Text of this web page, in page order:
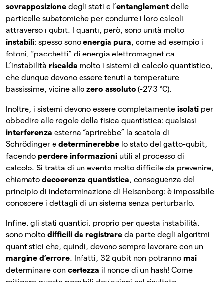
sovrapposizione degli stati e l’entanglement delle
particelle subatomiche per condurre i loro calcoli
attraverso i qubit. I quanti, però, sono unità molto
instabili: spesso sono energia pura, come ad esempio i
fotoni, “pacchetti” di energia elettromagnetica.
L’instabilità riscalda molto i sistemi di calcolo quantistico,
che dunque devono essere tenuti a temperature
bassissime, vicine allo zero assoluto (-273 °C).
Inoltre, i sistemi devono essere completamente isolati per
obbedire alle regole della fisica quantistica: qualsiasi
interferenza esterna “aprirebbe” la scatola di
Schrödinger e determinerebbe lo stato del gatto-qubit,
facendo perdere informazioni utili al processo di
calcolo. Si tratta di un evento molto difficile da prevenire,
chiamato decoerenza quantistica, conseguenza del
principio di indeterminazione di Heisenberg: è impossibile
conoscere i dettagli di un sistema senza perturbarlo.
Infine, gli stati quantici, proprio per questa instabilità,
sono molto difficili da registrare da parte degli algoritmi
quantistici che, quindi, devono sempre lavorare con un
margine d’errore. Infatti, 32 qubit non potranno mai
determinare con certezza il nonce di un hash! Come